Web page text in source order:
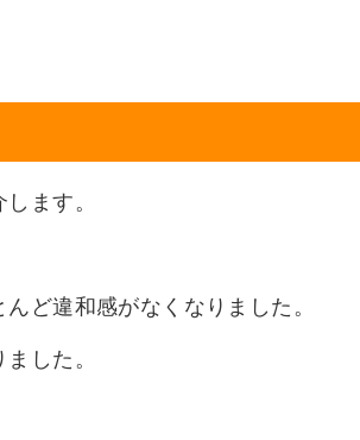
ます。
ど違和感がなくなりました。
した。